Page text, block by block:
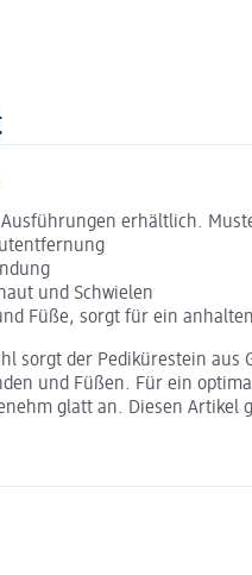
erhältlich.
und Schwielen
Füße, sorgt für ein
sorgt der Pedikürestein
und Füßen. Für ein
glatt an. Diesen